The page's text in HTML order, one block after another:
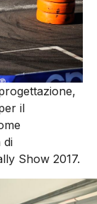
il
di
Show 2017.